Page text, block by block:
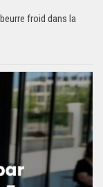
froid dans la